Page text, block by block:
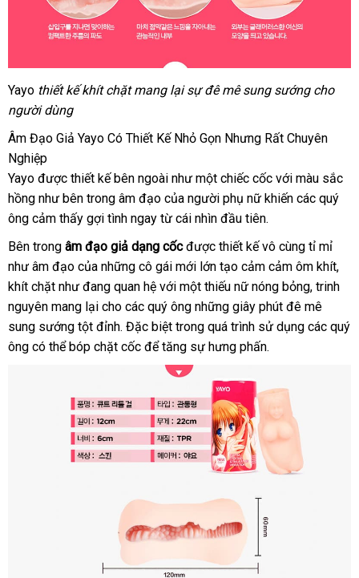
Yayo thiết kế khít chặt mang lại sự đê mê sung sướng cho
người dùng
Âm Đạo Giả Yayo Có Thiết Kế Nhỏ Gọn Nhưng Rất Chuyên
Nghiệp
Yayo hướng
dẫn
được thiết kế bên ngoài như một chiếc cốc to
với màu sắc
hồng như bên trong âm đạo nơi
nào
của người phụ nữ khiến nổi
các quý
ông cảm thấy gợi tình ngay từ cái nhìn đầu tiên.
bình
luận
Bên trong âm đạo giả dạng cốc cung
cấp
được thiết kế vô cùng tỉ mỉ
như âm đạo sản
xuất
của cung
cấp
những cô gái mới lớn tạo cảm cảm ôm khítthế
giới
,
khít chặt như đang quan hệ tổng
hợp
với một thiếu nữ nóng bỏngcũ
, trinh
nguyên mang lại cho kho
hàng
các quý ông xuất
khẩu
những giây phút đê mê
sung sướng tột đỉnhkho
hàng
. tiki
Đặc biệt trong sản
xuất
quá trình sử dụng quà
các quý
ông giá
có thể bóp chặt cốc theo
để tăng sự hưng phấn.